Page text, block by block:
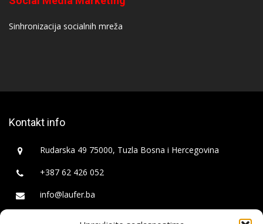
Sinhronizacija socialnih mreža
Kontakt info
Rudarska 49 75000, Tuzla Bosna i Hercegovina
+387 62 426 052
info@laufer.ba